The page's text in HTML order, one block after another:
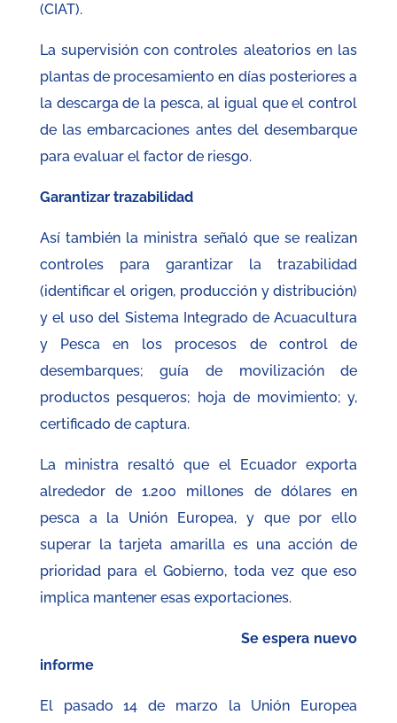
(CIAT).
La supervisión con controles aleatorios en las
plantas de procesamiento en días posteriores a
la descarga de la pesca, al igual que el control
de las embarcaciones antes del desembarque
para evaluar el factor de riesgo.
Garantizar trazabilidad
Así también la ministra señaló que se realizan
controles para garantizar la trazabilidad
(identificar el origen, producción y distribución)
y el uso del Sistema Integrado de Acuacultura
y Pesca en los procesos de control de
desembarques; guía de movilización de
productos pesqueros; hoja de movimiento; y,
certificado de captura.
La ministra resaltó que el Ecuador exporta
alrededor de 1.200 millones de dólares en
pesca a la Unión Europea, y que por ello
superar la tarjeta amarilla es una acción de
prioridad para el Gobierno, toda vez que eso
implica mantener esas exportaciones.
Se espera nuevo
informe
El pasado 14 de marzo la Unión Europea